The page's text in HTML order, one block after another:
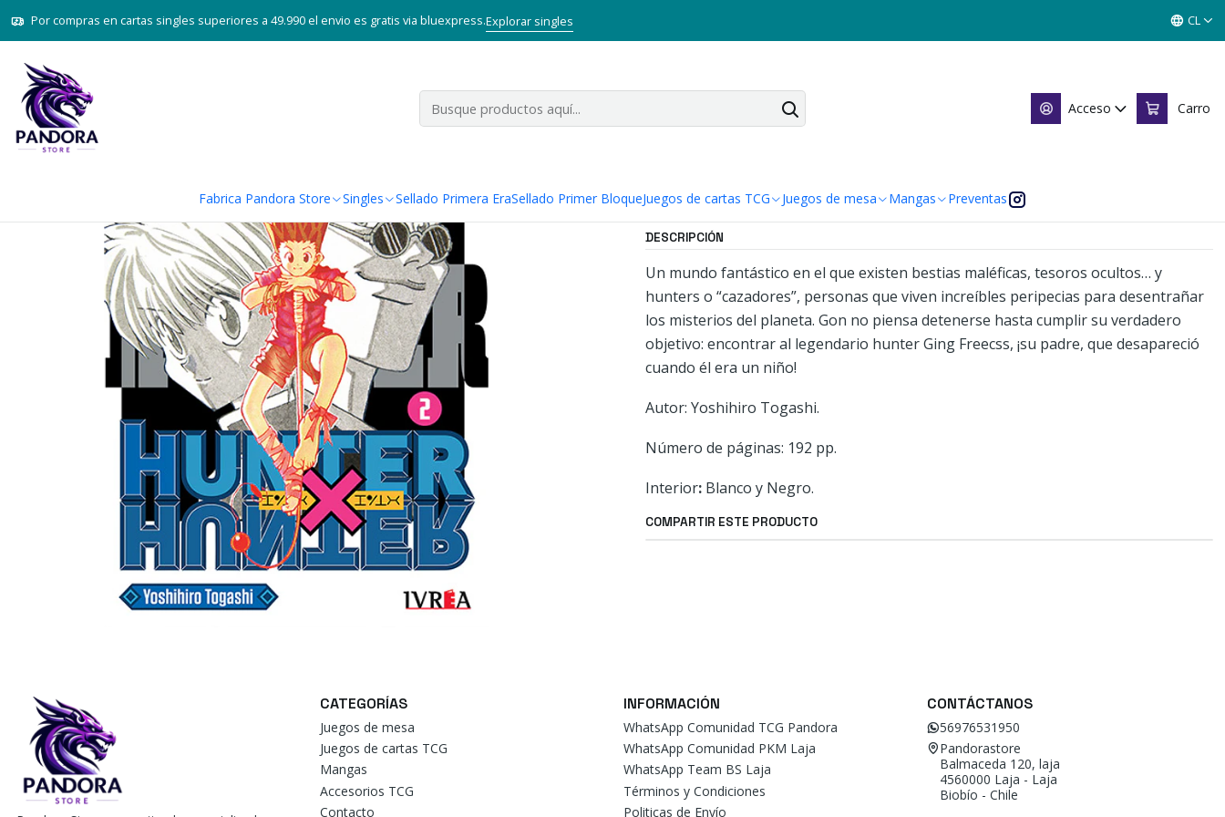
Acceso Carro
Fabrica Pandora Store Singles Sellado Primera EraSellado Primer BloqueJuegos de cartas TCG Juegos de mesa Mangas Preventas
Por compras en cartas singles superiores a 49.990 el envio es gratis via bluexpress.Explorar singles CL
Inicio Mangas Tankobon
Hunter x Hunter 02
Mostrar stock de ubicaciones
DESCRIPCIÓN
Un mundo fantástico en el que existen bestias maléficas, tesoros ocultos… y
hunters o “cazadores”, personas que viven increíbles peripecias para desentrañar
los misterios del planeta. Gon no piensa detenerse hasta cumplir su verdadero
objetivo: encontrar al legendario hunter Ging Freecss, ¡su padre, que desapareció
cuando él era un niño!
Autor: Yoshihiro Togashi.
Número de páginas: 192 pp.
Interior: Blanco y Negro.
COMPARTIR ESTE PRODUCTO
CATEGORÍAS
Juegos de mesa
Juegos de cartas TCG
Mangas
Accesorios TCG
Contacto
INFORMACIÓN
WhatsApp Comunidad TCG Pandora
WhatsApp Comunidad PKM Laja
WhatsApp Team BS Laja
Términos y Condiciones
Politicas de Envío
CONTÁCTANOS
56976531950
Pandorastore
Balmaceda 120, laja
4560000 Laja - Laja
Biobío - Chile